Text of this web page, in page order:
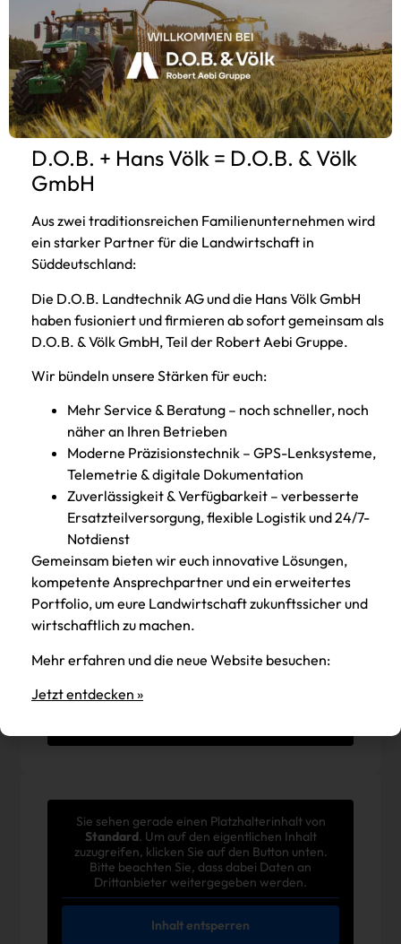
Ort
Gute News: Ab sofort findest Du alle Updates,
Ort. Damit wird’s für Dich
Beitrag lesen
Jetzt zum Newsletter anmelden
Du kannst dich jederzeit wieder ganz einfach austragen.
Sie sehen gerade einen Platzhalterinhalt von
Standard. Um auf den eigentlichen Inhalt
zuzugreifen, klicken Sie auf den Button unten.
Bitte beachten Sie, dass dabei Daten an
Sie sehen gerade einen Platzhalterinhalt von
Standard. Um auf den eigentlichen Inhalt
zuzugreifen, klicken Sie auf den Button unten.
Bitte beachten Sie, dass dabei Daten an
Drittanbieter weitergegeben werden.
Inhalt entsperren
D.O.B. + Hans Völk = D.O.B. & Völk
GmbH
Aus zwei traditionsreichen Familienunternehmen wird
ein starker Partner für die Landwirtschaft in
Süddeutschland:
Die D.O.B. Landtechnik AG und die Hans Völk GmbH
haben fusioniert und firmieren ab sofort gemeinsam als
D.O.B. & Völk GmbH, Teil der Robert Aebi Gruppe.
Wir bündeln unsere Stärken für euch:
Mehr Service & Beratung – noch schneller, noch
näher an Ihren Betrieben
Moderne Präzisionstechnik – GPS-Lenksysteme,
Telemetrie & digitale Dokumentation
Zuverlässigkeit & Verfügbarkeit – verbesserte
Ersatzteilversorgung, flexible Logistik und 24/7-
Notdienst
Gemeinsam bieten wir euch innovative Lösungen,
kompetente Ansprechpartner und ein erweitertes
Portfolio, um eure Landwirtschaft zukunftssicher und
wirtschaftlich zu machen.
Mehr erfahren und die neue Website besuchen:
Jetzt entdecken »